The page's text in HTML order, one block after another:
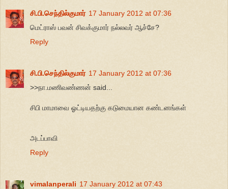
சி.பி.செந்தில்குமார் 17 January 2012 at 07:36
மெட்ராஸ் பவன் சிவக்குமார் நல்லவர் ஆச்சே?
Reply
சி.பி.செந்தில்குமார் 17 January 2012 at 07:36
>>நா.மணிவண்ணன் said...
சிபி மாமாவை ஓட்டியதற்கு கடுமையான கண்டனங்கள்
அடப்பாவி
Reply
vimalanperali 17 January 2012 at 07:43